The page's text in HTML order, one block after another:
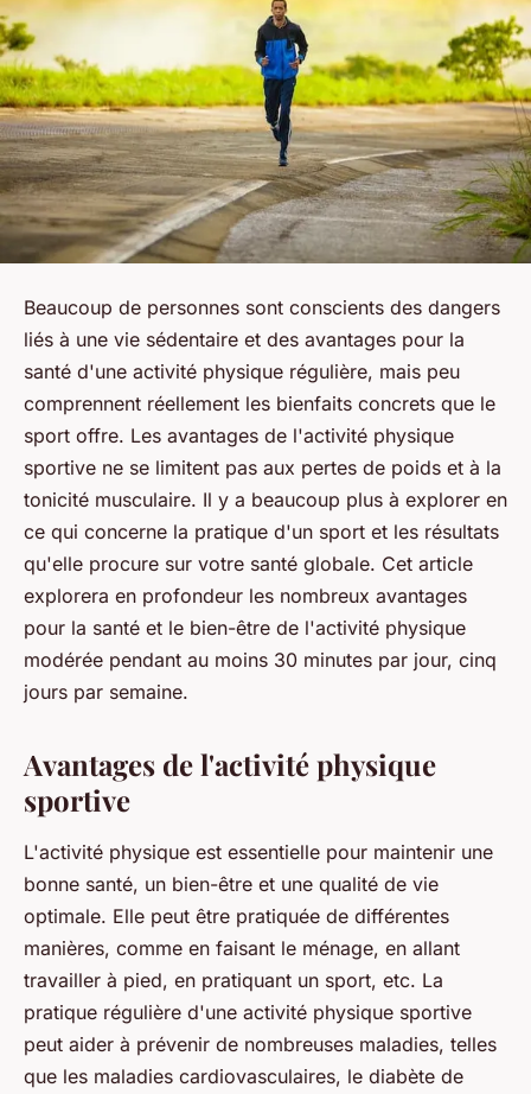
Beaucoup de personnes sont conscients des dangers
liés à une vie sédentaire et des avantages pour la
santé d'une activité physique régulière, mais peu
comprennent réellement les bienfaits concrets que le
sport offre. Les avantages de l'activité physique
sportive ne se limitent pas aux pertes de poids et à la
tonicité musculaire. Il y a beaucoup plus à explorer en
ce qui concerne la pratique d'un sport et les résultats
qu'elle procure sur votre santé globale. Cet article
explorera en profondeur les nombreux avantages
pour la santé et le bien-être de l'activité physique
modérée pendant au moins 30 minutes par jour, cinq
jours par semaine.
Avantages de l'activité physique
sportive
L'activité physique est essentielle pour maintenir une
bonne santé, un bien-être et une qualité de vie
optimale. Elle peut être pratiquée de différentes
manières, comme en faisant le ménage, en allant
travailler à pied, en pratiquant un sport, etc. La
pratique régulière d'une activité physique sportive
peut aider à prévenir de nombreuses maladies, telles
que les maladies cardiovasculaires, le diabète de